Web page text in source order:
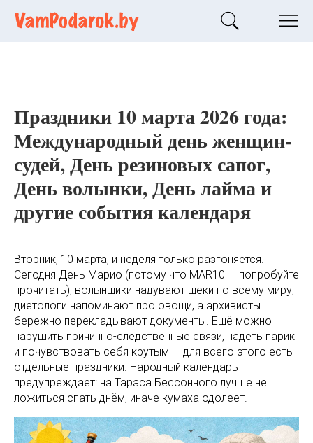
Праздники 10 марта 2026 года:
Международный день женщин-
судей, День резиновых сапог,
День волынки, День лайма и
другие события календаря
Вторник, 10 марта, и неделя только разгоняется.
Сегодня День Марио (потому что MAR10 — попробуйте
прочитать), волынщики надувают щёки по всему миру,
диетологи напоминают про овощи, а архивисты
бережно перекладывают документы. Ещё можно
нарушить причинно-следственные связи, надеть парик
и почувствовать себя крутым — для всего этого есть
отдельные праздники. Народный календарь
предупреждает: на Тараса Бессонного лучше не
ложиться спать днём, иначе кумаха одолеет.